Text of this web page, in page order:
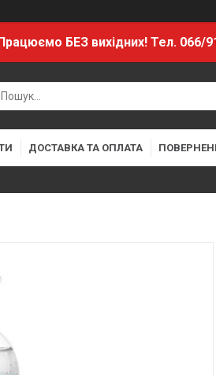
БЕЗ вихідних! Тел. 066/
ДОСТАВКА ТА ОПЛАТА